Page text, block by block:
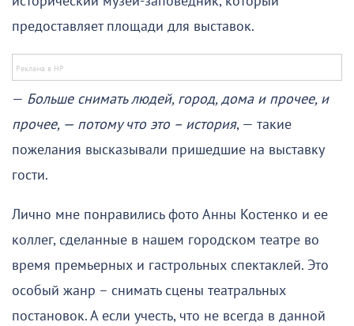
предоставляет площади для выставок.
— Больше снимать людей, город, дома и прочее, и
прочее, — потому что это – история, — такие
пожелания высказывали пришедшие на выставку
гости.
Лично мне понравились фото Анны Костенко и ее
коллег, сделанные в нашем городском театре во
время премьерных и гастрольных спектаклей. Это
особый жанр – снимать сцены театральных
постановок. А если учесть, что не всегда в данной